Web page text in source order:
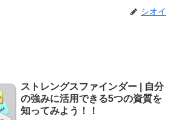
シオイ
ストレングスファインダー | 自分
の強みに活用できる5つの資質を
知ってみよう！！